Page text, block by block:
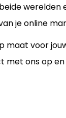
werelden
je online
maat voor
met ons op en